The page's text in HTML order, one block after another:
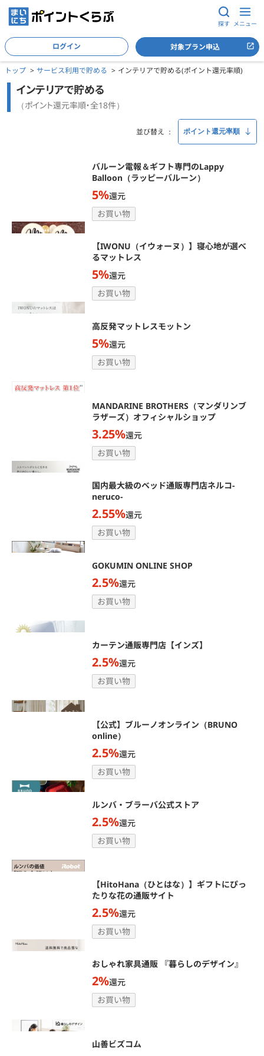
探す メニュー
ログイン 対象プラン申込
トップ サービス利用で貯める インテリアで貯める(ポイント還元率順)
インテリアで貯める
（ポイント還元率順・全18件）
並び替え
バルーン電報＆ギフト専門のLappy
Balloon（ラッピーバルーン）
5%還元
お買い物
【IWONU（イウォーヌ）】寝心地が選べ
るマットレス
5%還元
お買い物
高反発マットレスモットン
5%還元
お買い物
MANDARINE BROTHERS（マンダリンブ
ラザーズ）オフィシャルショップ
3.25%還元
お買い物
国内最大級のベッド通販専門店ネルコ-
neruco-
2.55%還元
お買い物
GOKUMIN ONLINE SHOP
2.5%還元
お買い物
カーテン通販専門店【インズ】
2.5%還元
お買い物
【公式】ブルーノオンライン（BRUNO
online）
2.5%還元
お買い物
ルンバ・ブラーバ公式ストア
2.5%還元
お買い物
【HitoHana（ひとはな）】ギフトにぴっ
たりな花の通販サイト
2.5%還元
お買い物
おしゃれ家具通販 『暮らしのデザイン』
2%還元
お買い物
山善ビズコム